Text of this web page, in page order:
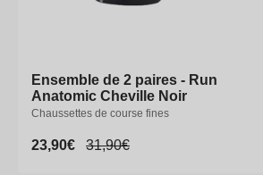
Ensemble de 2 paires - Run
Anatomic Cheville Noir
Chaussettes de course fines
Prix
23,90€
Prix
31,90€
Ensemble de 2 paires - Run
Anatomic Cheville Noir
Chaussettes de course fines
Prix
23,90€
Prix
31,90€